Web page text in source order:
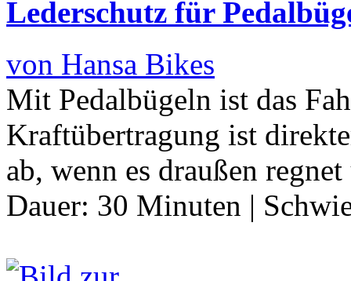
Lederschutz für
von Hansa Bikes
Mit Pedalbügeln ist das
Kraftübertragung ist
ab, wenn es draußen
Dauer: 30 Minuten |